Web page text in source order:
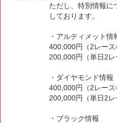
ただし、特別情報に
しております。
・アルティメット情
400,000円（2レース
200,000円（単日2レ
・ダイヤモンド情報
400,000円（2レース
200,000円（単日2レ
・ブラック情報